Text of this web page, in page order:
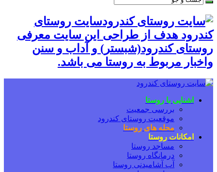
سایت روستای
کندرود هدف از طراحی این سایت معرفی
روستای کندرود(شبستر) و آداب و سنن
واخبار مربوط به روستا می باشد.
اشنایی با روستا
بررسی جمعیت
موقعیت روستای کندرود
محله های روستا
امکانات روستا
مساجد روستا
درمانگاه روستا
آب آشامیدنی روستا